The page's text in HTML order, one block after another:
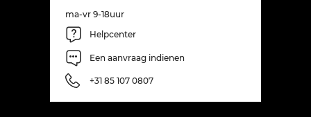
ma-vr 9-18uur
Helpcenter
Een aanvraag indienen
+31 85 107 0807